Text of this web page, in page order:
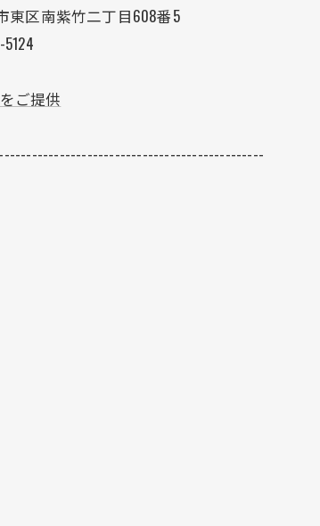
東区南紫竹二丁目608番5
ご提供